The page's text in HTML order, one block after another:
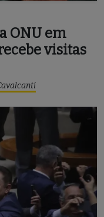
ONU em
visitas